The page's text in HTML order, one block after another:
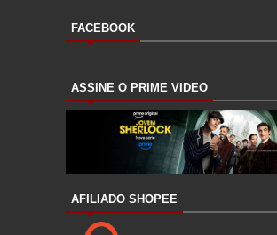
FACEBOOK
ASSINE O PRIME VIDEO
AFILIADO SHOPEE